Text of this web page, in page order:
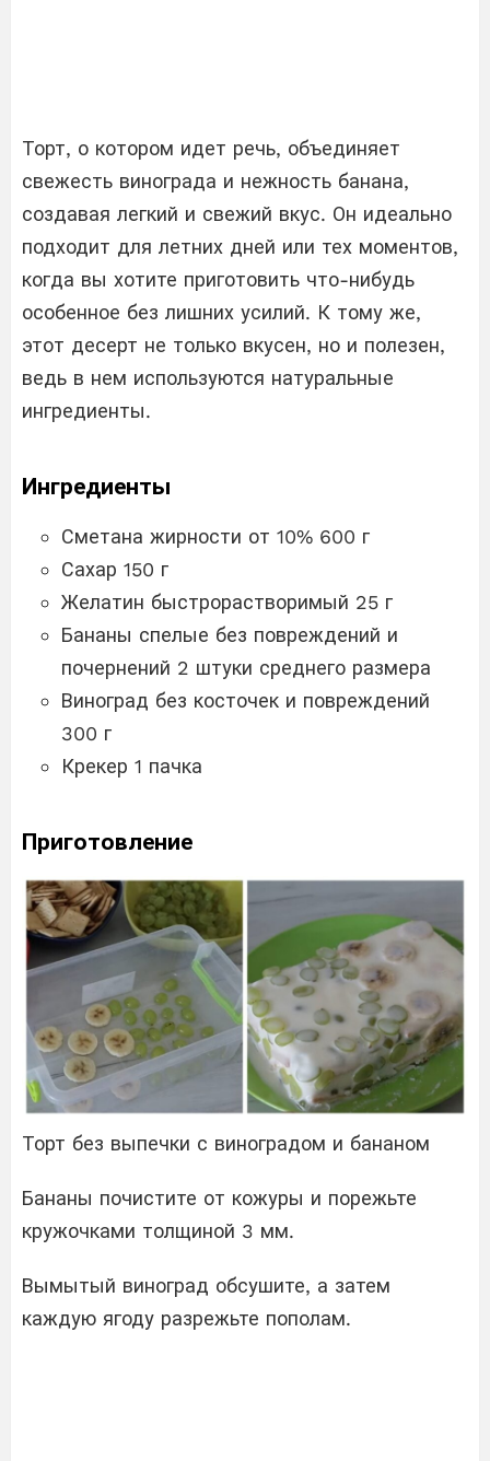
Торт, о котором идет речь, объединяет
свежесть винограда и нежность банана,
создавая легкий и свежий вкус. Он идеально
подходит для летних дней или тех моментов,
когда вы хотите приготовить что-нибудь
особенное без лишних усилий. К тому же,
этот десерт не только вкусен, но и полезен,
ведь в нем используются натуральные
ингредиенты.
Ингредиенты
Сметана жирности от 10% 600 г
Сахар 150 г
Желатин быстрорастворимый 25 г
Бананы спелые без повреждений и
почернений 2 штуки среднего размера
Виноград без косточек и повреждений
300 г
Крекер 1 пачка
Приготовление
Торт без выпечки с виноградом и бананом
Бананы почистите от кожуры и порежьте
кружочками толщиной 3 мм.
Вымытый виноград обсушите, а затем
каждую ягоду разрежьте пополам.